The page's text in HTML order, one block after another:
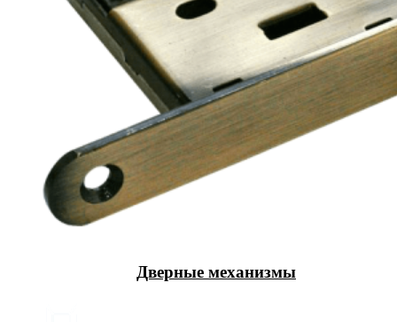
Дверные механизмы